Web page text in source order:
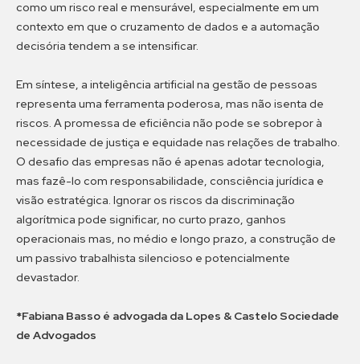
como um risco real e mensurável, especialmente em um
contexto em que o cruzamento de dados e a automação
decisória tendem a se intensificar.
Em síntese, a inteligência artificial na gestão de pessoas
representa uma ferramenta poderosa, mas não isenta de
riscos. A promessa de eficiência não pode se sobrepor à
necessidade de justiça e equidade nas relações de trabalho.
O desafio das empresas não é apenas adotar tecnologia,
mas fazê-lo com responsabilidade, consciência jurídica e
visão estratégica. Ignorar os riscos da discriminação
algorítmica pode significar, no curto prazo, ganhos
operacionais mas, no médio e longo prazo, a construção de
um passivo trabalhista silencioso e potencialmente
devastador.
*Fabiana Basso é advogada da Lopes & Castelo Sociedade
de Advogados